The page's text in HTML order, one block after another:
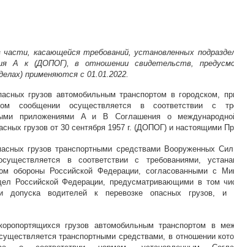
касающейся требований, установленных
А к (ДОПОГ), в отношении свидетельств,
применяются с 01.01.2022.
грузов автомобильным транспортом в городском,
сообщении осуществляется в соответствии с
приложениями A и B Соглашения о
грузов от 30 сентября 1957 г. (ДОПОГ) и настоящими
грузов транспортными средствами Вооруженных
в соответствии с требованиями,
обороны Российской Федерации, согласованными с
Российской Федерации, предусматривающими в том
и допуска водителей к перевозке опасных грузов, и
грузов автомобильным транспортом в
транспортными средствами, в отношении